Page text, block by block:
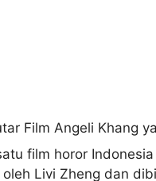
film horor
Livi Zheng dan